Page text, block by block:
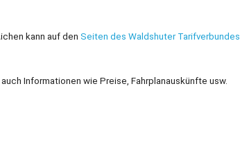
kann auf den Seiten des Waldshuter Tarifverbundes
Informationen wie Preise, Fahrplanauskünfte usw.